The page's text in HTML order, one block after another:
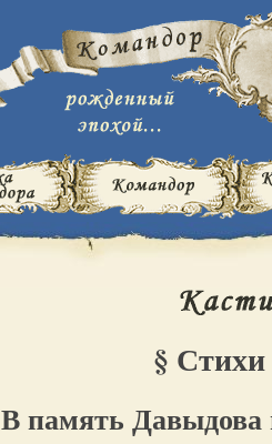
§ Стихи
В память Давыдова